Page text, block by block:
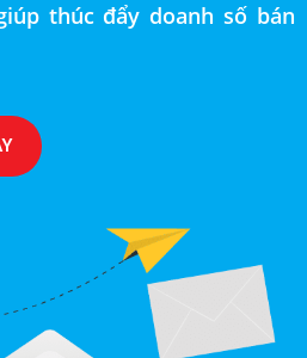
thúc đẩy doanh số bán